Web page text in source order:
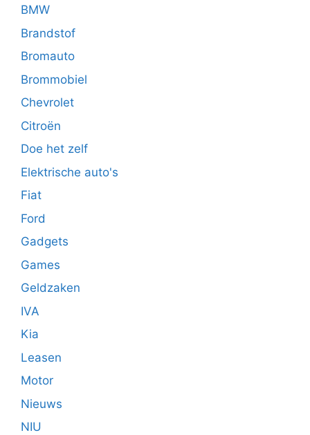
BMW
Brandstof
Bromauto
Brommobiel
Chevrolet
Citroën
Doe het zelf
Elektrische auto's
Fiat
Ford
Gadgets
Games
Geldzaken
IVA
Kia
Leasen
Motor
Nieuws
NIU